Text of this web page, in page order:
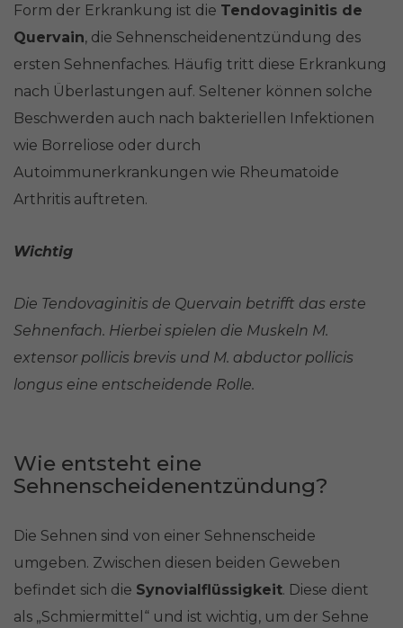
Form der Erkrankung ist die Tendovaginitis de
Quervain, die Sehnenscheidenentzündung des
ersten Sehnenfaches. Häufig tritt diese Erkrankung
nach Überlastungen auf. Seltener können solche
Beschwerden auch nach bakteriellen Infektionen
wie Borreliose oder durch
Autoimmunerkrankungen wie Rheumatoide
Arthritis auftreten.
Wichtig
Die Tendovaginitis de Quervain betrifft das erste
Sehnenfach. Hierbei spielen die Muskeln M.
extensor pollicis brevis und M. abductor pollicis
longus eine entscheidende Rolle.
Wie entsteht eine
Sehnenscheidenentzündung?
Die Sehnen sind von einer Sehnenscheide
umgeben. Zwischen diesen beiden Geweben
befindet sich die Synovialflüssigkeit. Diese dient
als „Schmiermittel“ und ist wichtig, um der Sehne